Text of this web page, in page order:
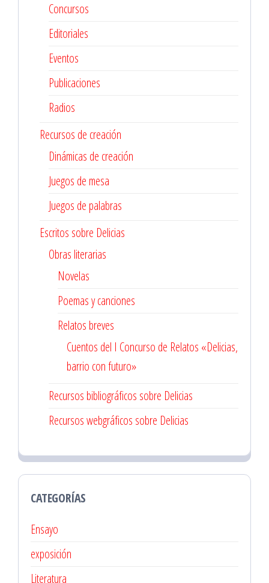
Concursos
Editoriales
Eventos
Publicaciones
Radios
Recursos de creación
Dinámicas de creación
Juegos de mesa
Juegos de palabras
Escritos sobre Delicias
Obras literarias
Novelas
Poemas y canciones
Relatos breves
Cuentos del I Concurso de Relatos «Delicias,
barrio con futuro»
Recursos bibliográficos sobre Delicias
Recursos webgráficos sobre Delicias
CATEGORÍAS
Ensayo
exposición
Literatura